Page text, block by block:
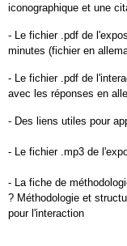
iconographique et une
- Le fichier .pdf de
minutes (fichier en
- Le fichier .pdf de
avec les réponses en
- Des liens utiles pour
- Le fichier .mp3 de
- La fiche de
? Méthodologie et
pour l'interaction